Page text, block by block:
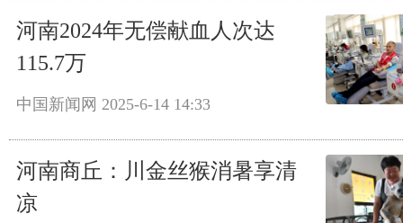
河南2024年无偿献血人次达
115.7万
中国新闻网 2025-6-14 14:33
河南商丘：川金丝猴消暑享清
凉